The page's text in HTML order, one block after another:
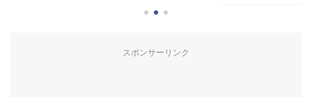
スポンサーリンク